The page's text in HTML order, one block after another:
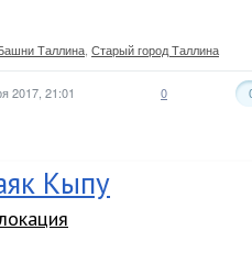
Таллина Старый город Таллина
2017, 21:01 0
Кыпу